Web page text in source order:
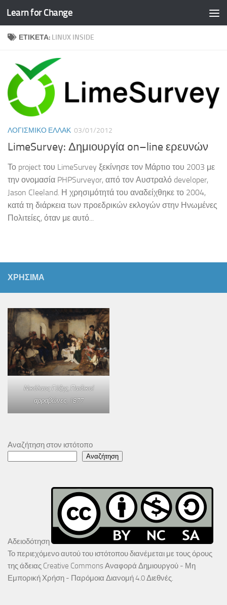
Skip to content
Learn for Change
ΕΤΙΚΈΤΑ: LINUX INSIDE
ΛΟΓΙΣΜΙΚΌ ΕΛΛΑΚ 03/01/2012
LimeSurvey: Δημιουργία on–line ερευνών
Το project του LimeSurvey ξεκίνησε τον Μάρτιο του 2003 με
την ονομασία PHPSurveyor, από τον Αυστραλό developer,
Jason Cleeland. Η χρησιμότητά του αναδείχθηκε το 2004,
κατά τη διάρκεια των προεδρικών εκλογών στην Ηνωμένες
Πολιτείες, όταν με αυτό...
ΧΡΗΣΙΜΑ
Νικόλαος Γύζης,Παιδικοί
αρραβώνες, 1877
Αναζήτηση στον ιστότοπο
Αναζήτηση
Αδειοδότηση
Το περιεχόμενο αυτού του ιστότοπου διανέμεται με τους όρους
της άδειας Creative Commons Αναφορά Δημιουργού - Μη
Εμπορική Χρήση - Παρόμοια Διανομή 4.0 Διεθνές.